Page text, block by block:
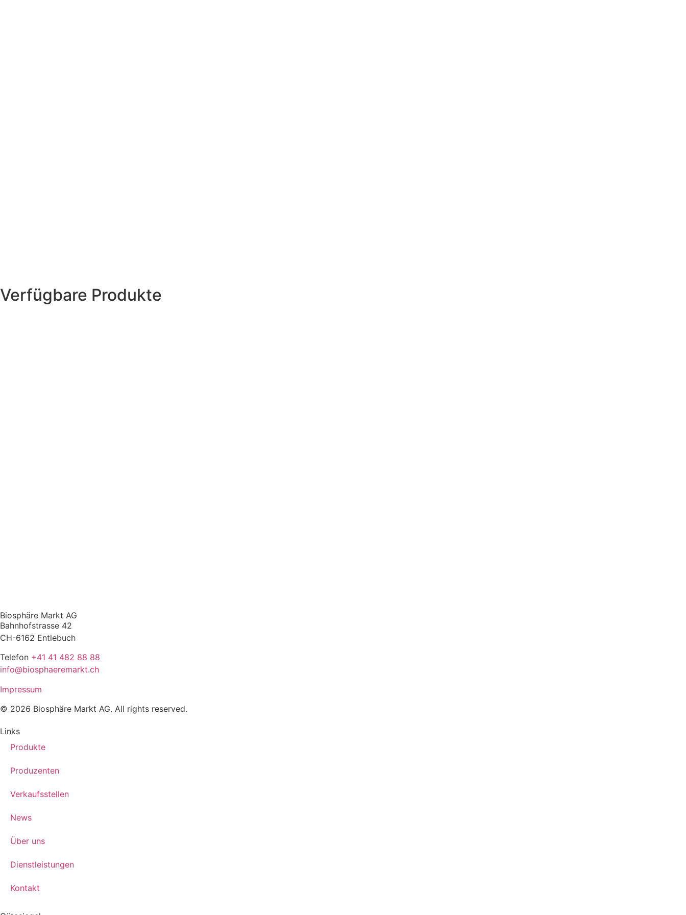
Verfügbare Produkte
Biosphäre Markt AG
Bahnhofstrasse 42
CH-6162 Entlebuch
Telefon +41 41 482 88 88
info@biosphaeremarkt.ch
Impressum
© 2026 Biosphäre Markt AG. All rights reserved.
Links
Produkte
Produzenten
Verkaufsstellen
News
Über uns
Dienstleistungen
Kontakt